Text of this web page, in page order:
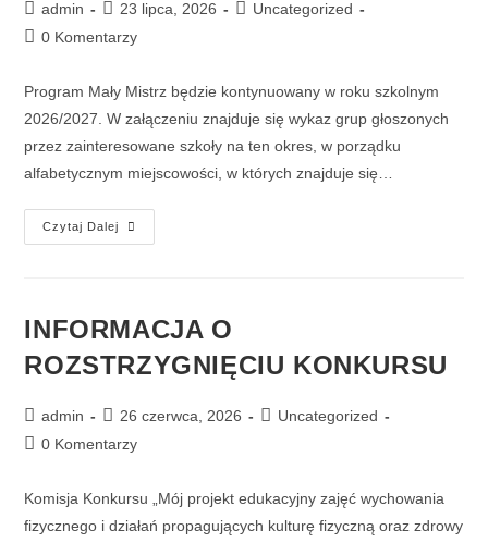
admin 23 lipca, 2026
Uncategorized
0 Komentarzy
Program Mały Mistrz będzie kontynuowany w roku szkolnym
2026/2027. W załączeniu znajduje się wykaz grup głoszonych
przez zainteresowane szkoły na ten okres, w porządku
alfabetycznym miejscowości, w których znajduje się…
Czytaj Dalej
INFORMACJA O
ROZSTRZYGNIĘCIU KONKURSU
admin 26 czerwca, 2026
Uncategorized
0 Komentarzy
Komisja Konkursu „Mój projekt edukacyjny zajęć wychowania
fizycznego i działań propagujących kulturę fizyczną oraz zdrowy